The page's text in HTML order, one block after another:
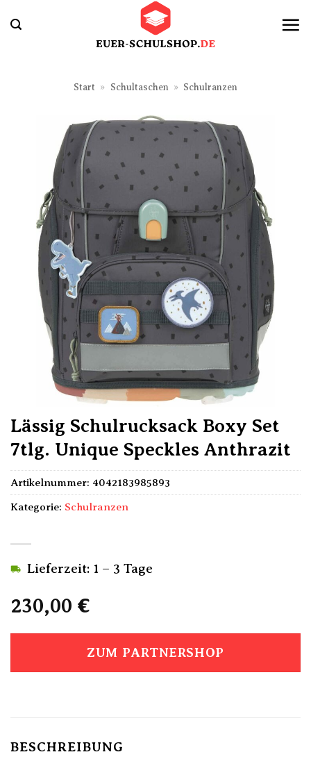
Inhalt
Start » Schultaschen » Schulranzen
Lässig Schulrucksack Boxy Set
7tlg. Unique Speckles Anthrazit
230,00 €
Lieferzeit: 1 – 3 Tage
ZUM PARTNERSHOP
Artikelnummer: 4042183985893
Kategorie: Schulranzen
BESCHREIBUNG